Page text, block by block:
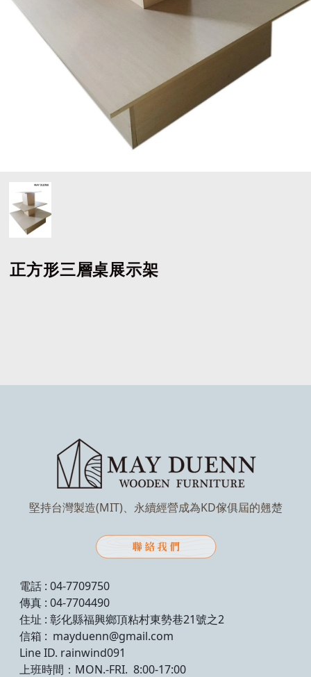
正方形三層桌展示架
堅持台灣製造(MIT)、永續經營成為KD傢俱屆的翹楚
電話 : 04-7709750
傳真 : 04-7704490
住址 : 彰化縣福興鄉頂粘村東勢巷21號之2
信箱 : mayduenn@gmail.com
Line ID. rainwind091
上班時間：MON.-FRI. 8:00-17:00